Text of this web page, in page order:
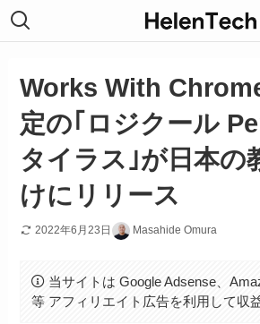
Works With
定の｢ロジクール
タイラス｣が日本の
けにリリース
2022年6月23日 Masahide Omura
当サイトは Google Adsense、
等 アフィリエイト広告を利用して収